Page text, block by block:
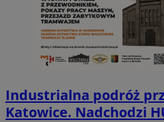
Industrialna podróż
Katowice. Nadchodzi